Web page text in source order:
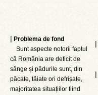
|
|
| Problema de fond
Sunt aspecte notorii faptul
că România are deficit de
sânge și pădurile sunt, din
păcate, tăiate ori defrișate,
majoritatea situațiilor fiind